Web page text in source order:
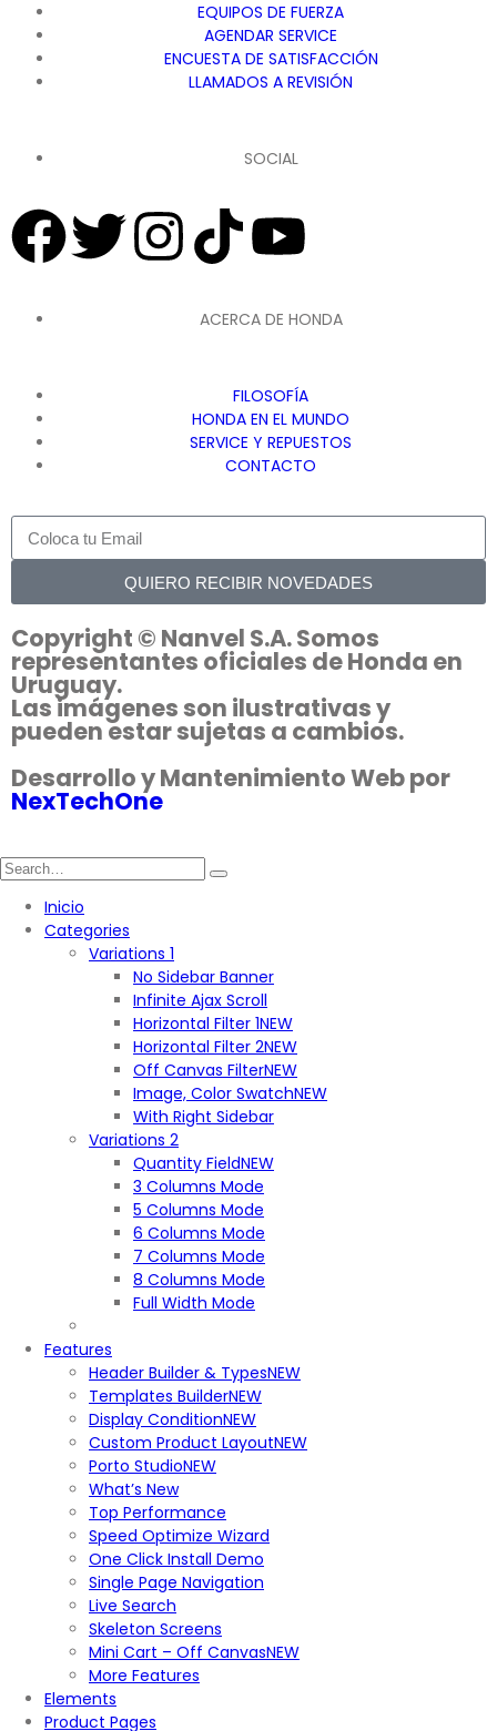
EQUIPOS DE FUERZA
AGENDAR SERVICE
ENCUESTA DE SATISFACCIÓN
LLAMADOS A REVISIÓN
SOCIAL
ACERCA DE HONDA
FILOSOFÍA
HONDA EN EL MUNDO
SERVICE Y REPUESTOS
CONTACTO
QUIERO RECIBIR NOVEDADES
Copyright © Nanvel S.A. Somos
representantes oficiales de Honda en
Uruguay.
Las imágenes son ilustrativas y
pueden estar sujetas a cambios.
Desarrollo y Mantenimiento Web por
NexTechOne
Inicio
Categories
Variations 1
No Sidebar Banner
Infinite Ajax Scroll
Horizontal Filter 1NEW
Horizontal Filter 2NEW
Off Canvas FilterNEW
Image, Color SwatchNEW
With Right Sidebar
Variations 2
Quantity FieldNEW
3 Columns Mode
5 Columns Mode
6 Columns Mode
7 Columns Mode
8 Columns Mode
Full Width Mode
Features
Header Builder & TypesNEW
Templates BuilderNEW
Display ConditionNEW
Custom Product LayoutNEW
Porto StudioNEW
What’s New
Top Performance
Speed Optimize Wizard
One Click Install Demo
Single Page Navigation
Live Search
Skeleton Screens
Mini Cart – Off CanvasNEW
More Features
Elements
Product Pages